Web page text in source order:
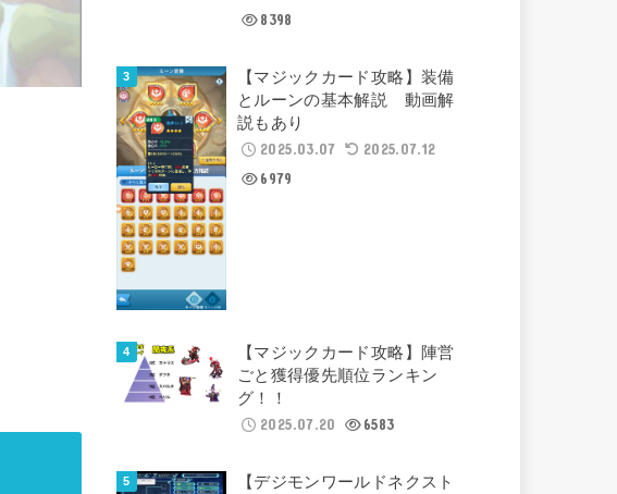
8398
【マジックカード攻略】装備
とルーンの基本解説 動画解
説もあり
2025.03.07
2025.07.12
6979
【マジックカード攻略】陣営
ごと獲得優先順位ランキン
グ！！
2025.07.20
6583
【デジモンワールドネクスト